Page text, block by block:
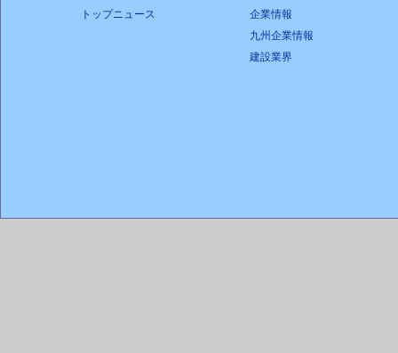
トップニュース
企業情報
九州企業情報
建設業界